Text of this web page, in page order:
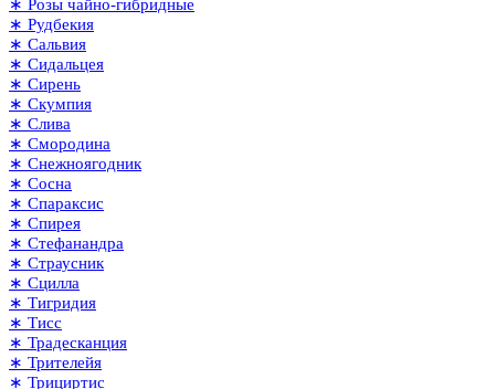
∗ Розы чайно-гибридные
∗ Рудбекия
∗ Сальвия
∗ Сидальцея
∗ Сирень
∗ Скумпия
∗ Слива
∗ Смородина
∗ Снежноягодник
∗ Сосна
∗ Спараксис
∗ Спирея
∗ Стефанандра
∗ Страусник
∗ Сцилла
∗ Тигридия
∗ Тисс
∗ Традесканция
∗ Трителейя
∗ Трициртис